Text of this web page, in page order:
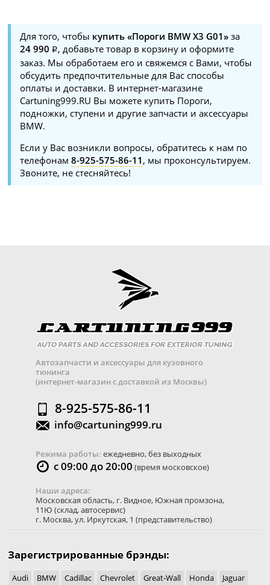
Для того, чтобы купить «Пороги BMW X3 G01» за
24 990
, добавьте товар в корзину и оформите
заказ. Мы обработаем его и свяжемся с Вами, чтобы
обсудить предпочтительные для Вас способы
оплаты и доставки. В интернет-магазине
Cartuning999.RU Вы можете купить Пороги,
подножки, ступени и другие запчасти и аксессуары
BMW.
Если у Вас возникли вопросы, обратитесь к нам по
телефонам8-925-575-86-11 , мы проконсультируем.
Звоните, не стесняйтесь!
Автозапчасти и аксессуары для кузовного
тюнинга
(интернет-магазин с доставкой из Москвы)
8-925-575-86-11
info@cartuning999.ru
Режима работы: ежедневно, без выходных
с 09:00 до 20:00 (время московское)
Наши адреса:
Московская область, г. Видное, Южная промзона,
11Ю (склад, автосервис)
г. Москва,ул. Иркутская, 1 (представительство)
Зарегистрированные брэнды:
Audi BMW Cadillac Chevrolet Great-Wall Honda
Jaguar